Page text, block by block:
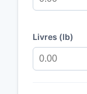
Livres (lb)